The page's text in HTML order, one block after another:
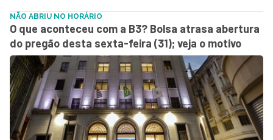
NÃO ABRIU NO HORÁRIO
O que aconteceu com a B3? Bolsa atrasa abertura
do pregão desta sexta-feira (31); veja o motivo